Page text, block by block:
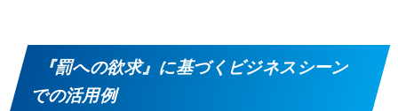
『罰への欲求』に基づくビジネスシーン
での活用例